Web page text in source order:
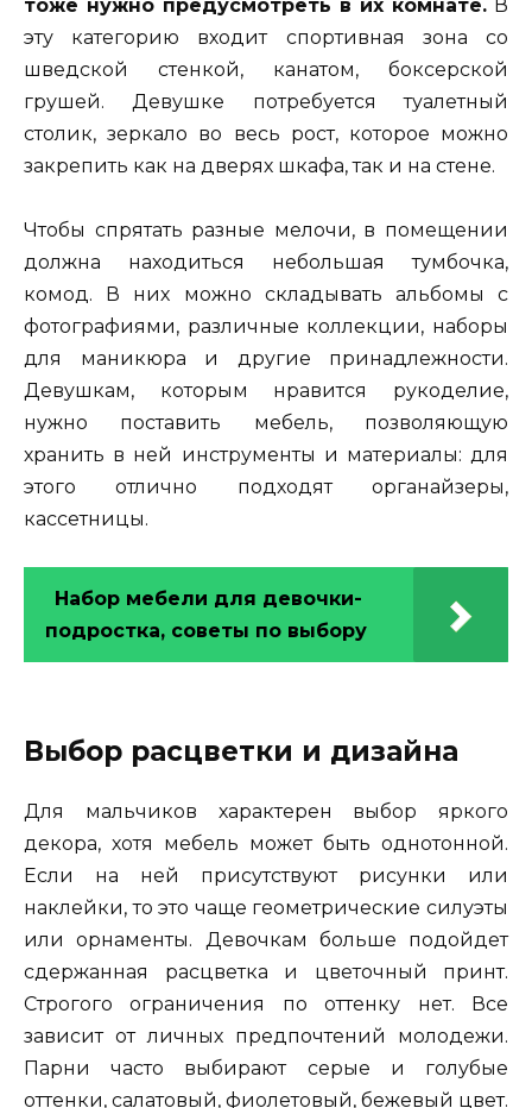
тоже нужно предусмотреть в их комнате. В
эту категорию входит спортивная зона со
шведской стенкой, канатом, боксерской
грушей. Девушке потребуется туалетный
столик, зеркало во весь рост, которое можно
закрепить как на дверях шкафа, так и на стене.
Чтобы спрятать разные мелочи, в помещении
должна находиться небольшая тумбочка,
комод. В них можно складывать альбомы с
фотографиями, различные коллекции, наборы
для маникюра и другие принадлежности.
Девушкам, которым нравится рукоделие,
нужно поставить мебель, позволяющую
хранить в ней инструменты и материалы: для
этого отлично подходят органайзеры,
кассетницы.
Набор мебели для девочки-
подростка, советы по выбору
Выбор расцветки и дизайна
Для мальчиков характерен выбор яркого
декора, хотя мебель может быть однотонной.
Если на ней присутствуют рисунки или
наклейки, то это чаще геометрические силуэты
или орнаменты. Девочкам больше подойдет
сдержанная расцветка и цветочный принт.
Строгого ограничения по оттенку нет. Все
зависит от личных предпочтений молодежи.
Парни часто выбирают серые и голубые
оттенки, салатовый, фиолетовый, бежевый цвет.